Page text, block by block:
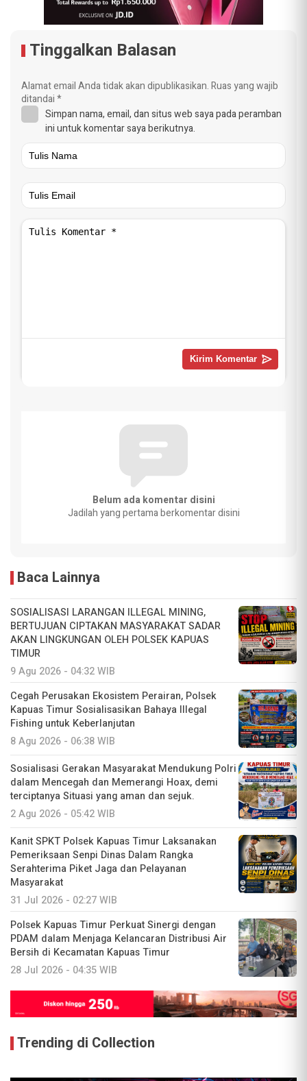
Tinggalkan Balasan
Alamat email Anda tidak akan dipublikasikan.Ruas yang wajib
ditandai*
Simpan nama, email, dan situs web saya pada peramban
ini untuk komentar saya berikutnya.
Belum ada komentar disini
Jadilah yang pertama berkomentar disini
Baca Lainnya
SOSIALISASI LARANGAN ILLEGAL MINING,
BERTUJUAN CIPTAKAN MASYARAKAT SADAR
AKAN LINGKUNGAN OLEH POLSEK KAPUAS
TIMUR
9 Agu 2026 - 04:32 WIB
Cegah Perusakan Ekosistem Perairan, Polsek
Kapuas Timur Sosialisasikan Bahaya Illegal
Fishing untuk Keberlanjutan
8 Agu 2026 - 06:38 WIB
Sosialisasi Gerakan Masyarakat Mendukung Polri
dalam Mencegah dan Memerangi Hoax, demi
terciptanya Situasi yang aman dan sejuk.
2 Agu 2026 - 05:42 WIB
Kanit SPKT Polsek Kapuas Timur Laksanakan
Pemeriksaan Senpi Dinas Dalam Rangka
Serahterima Piket Jaga dan Pelayanan
Masyarakat
31 Jul 2026 - 02:27 WIB
Polsek Kapuas Timur Perkuat Sinergi dengan
PDAM dalam Menjaga Kelancaran Distribusi Air
Bersih di Kecamatan Kapuas Timur
28 Jul 2026 - 04:35 WIB
Trending di Collection